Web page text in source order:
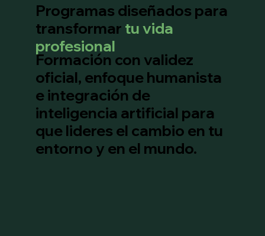
Programas diseñados para
transformar tu vida
profesional
Formación con validez
oficial, enfoque humanista
e integración de
inteligencia artificial para
que lideres el cambio en tu
entorno y en el mundo.